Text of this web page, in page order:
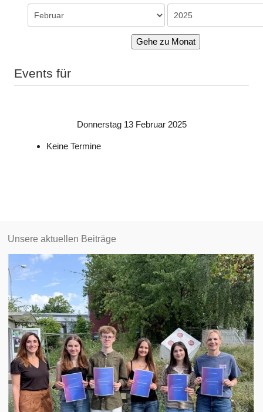
Gehe zu Monat
Events für
Donnerstag 13 Februar 2025
Keine Termine
Unsere aktuellen Beiträge